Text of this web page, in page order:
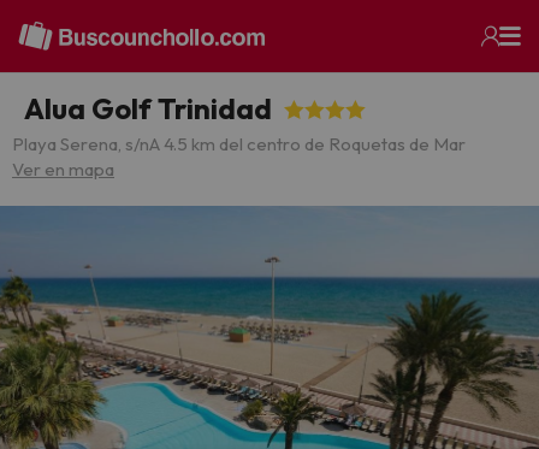
Alua Golf Trinidad
Playa Serena, s/nA 4.5 km del centro de Roquetas de Mar
Ver en mapa